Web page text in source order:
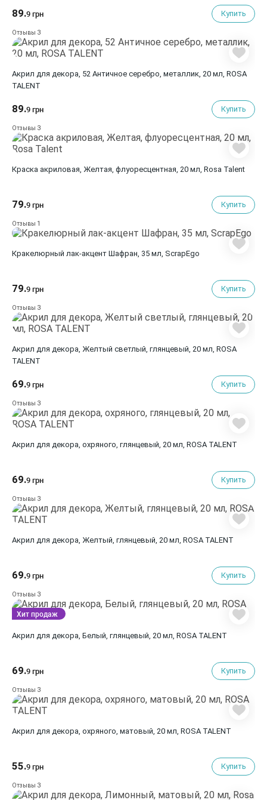
89.9 грн Купить
Отзывы 3
Акрил для декора, 52 Античное серебро, металлик, 20 мл, ROSA
TALENT
89.9 грн Купить
Отзывы 3
Краска акриловая, Желтая, флуоресцентная, 20 мл, Rosa Talent
79.9 грн Купить
Отзывы 1
Кракелюрный лак-акцент Шафран, 35 мл, ScrapEgo
79.9 грн Купить
Отзывы 3
Акрил для декора, Желтый светлый, глянцевый, 20 мл, ROSA
TALENT
69.9 грн Купить
Отзывы 3
Акрил для декора, охряного, глянцевый, 20 мл, ROSA TALENT
69.9 грн Купить
Отзывы 3
Акрил для декора, Желтый, глянцевый, 20 мл, ROSA TALENT
69.9 грн Купить
Отзывы 3
Акрил для декора, Белый, глянцевый, 20 мл, ROSA TALENT
69.9 грн Купить
Отзывы 3
Хит продаж
Акрил для декора, охряного, матовый, 20 мл, ROSA TALENT
55.9 грн Купить
Отзывы 3